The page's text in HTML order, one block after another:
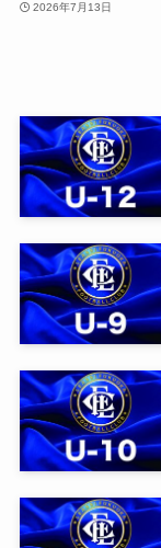
2026年7月13日